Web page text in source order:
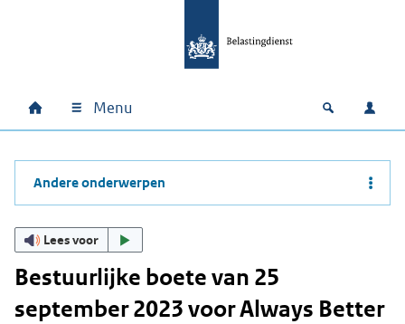
Hoofdnavigatie
Home Menu Open
Andere onderwerpen
Lees voor
Bestuurlijke boete van 25
september 2023 voor Always Better